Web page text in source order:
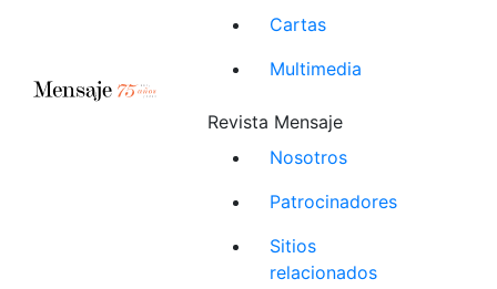
Cartas
Multimedia
Revista Mensaje
Nosotros
Patrocinadores
Sitios
relacionados